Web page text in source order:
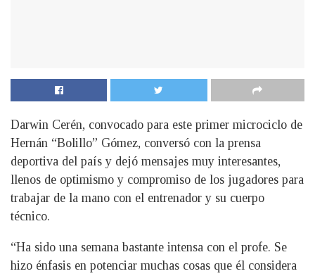
Darwin Cerén, convocado para este primer microciclo de
Hernán “Bolillo” Gómez, conversó con la prensa
deportiva del país y dejó mensajes muy interesantes,
llenos de optimismo y compromiso de los jugadores para
trabajar de la mano con el entrenador y su cuerpo
técnico.
“Ha sido una semana bastante intensa con el profe. Se
hizo énfasis en potenciar muchas cosas que él considera